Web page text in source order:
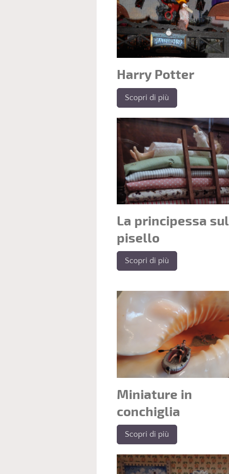
Harry Potter
Scopri di più
La principessa sul
pisello
Scopri di più
Miniature in
conchiglia
Scopri di più